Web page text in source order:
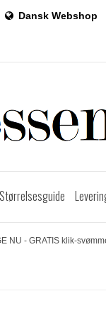
Dansk Webshop
Størrelsesguide
NU - GRATIS klik-